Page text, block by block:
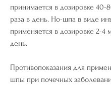
принимается в дозировке 40-
раза в день. Но-шпа в виде
применяется в дозировке 2-4
день.
Противопоказания для
шпы при почечных